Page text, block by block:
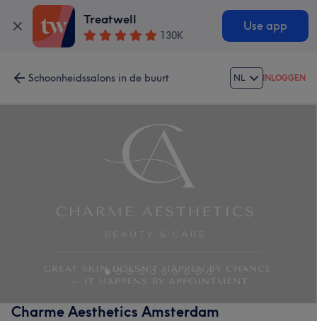
Treatwell
130K
Use app
Schoonheidssalons in de buurt NL INLOGGEN
Charme Aesthetics Amsterdam